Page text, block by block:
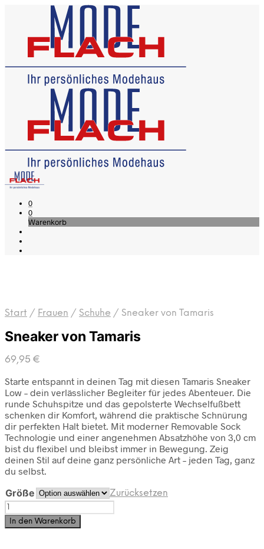
0
0
Warenkorb
Start / Frauen / Schuhe / Sneaker von Tamaris
Sneaker von Tamaris
69,95 €
Starte entspannt in deinen Tag mit diesen Tamaris Sneaker
Low – dein verlässlicher Begleiter für jedes Abenteuer. Die
runde Schuhspitze und das gepolsterte Wechselfußbett
schenken dir Komfort, während die praktische Schnürung
dir perfekten Halt bietet. Mit moderner Removable Sock
Technologie und einer angenehmen Absatzhöhe von 3,0 cm
bist du flexibel und bleibst immer in Bewegung. Zeig
deinen Stil auf deine ganz persönliche Art – jeden Tag, ganz
du selbst.
Größe
Zurücksetzen
Sneaker
von
Tamaris
In den Warenkorb